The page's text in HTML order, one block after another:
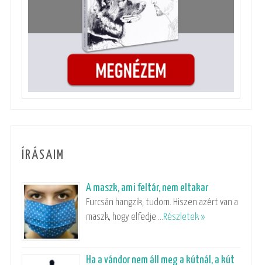
ÍRÁSAIM
A maszk, ami feltár, nem eltakar
Furcsán hangzik, tudom. Hiszen azért van a
maszk, hogy elfedje …Részletek »
Ha a vándor nem áll meg a kútnál, a kút